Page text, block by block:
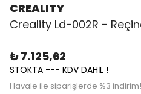
CREALITY
Creality Ld-002R -
₺ 7.125,62
STOKTA --- KDV DAHİL !
Havale ile siparişlerde %3 indirim!